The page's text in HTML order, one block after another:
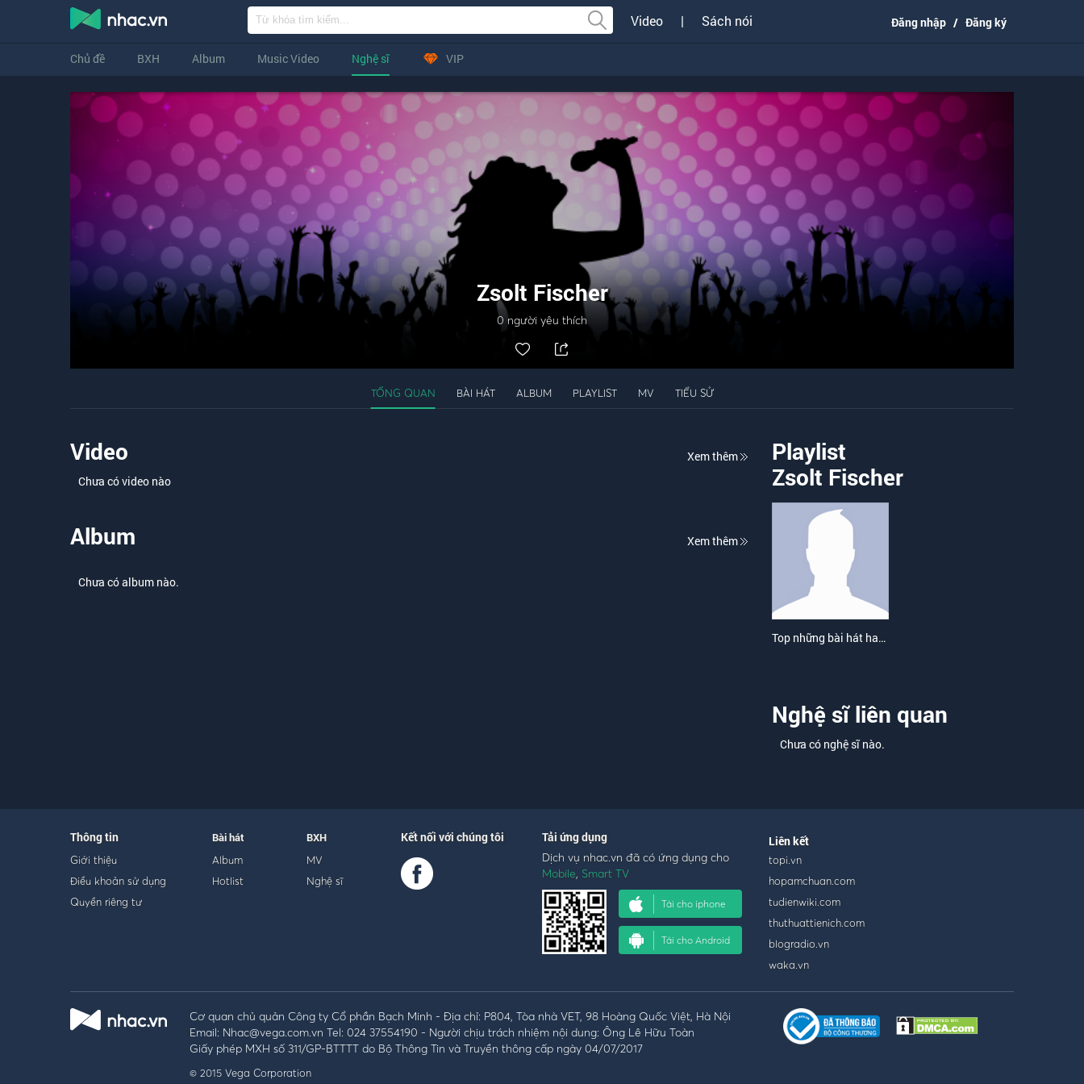
Video | Sách nói Đăng nhập / Đăng ký
Chủ đề BXH Album Music Video Nghệ sĩ VIP
Zsolt Fischer
0 người yêu thích
TỔNG QUAN BÀI HÁT ALBUM PLAYLIST MV TIỂU SỬ
Video
Xem thêm
Chưa có video nào
Album Xem thêm
Chưa có album nào.
Playlist
Zsolt Fischer
Top những bài hát hay nhất của Zsolt Fischer
Nghệ sĩ liên quan
Chưa có nghệ sĩ nào.
Thông tin
Giới thiệu
Điều khoản sử dụng
Quyền riêng tư
Bài hát
Album
Hotlist
BXH
MV
Nghệ sĩ
Kết nối với chúng tôi Tải ứng dụng
Dịch vụ nhac.vn đã có ứng dụng cho
Mobile, Smart TV
Tải cho iphone
Tải cho Android
Liên kết
topi.vn
hopamchuan.com
tudienwiki.com
thuthuattienich.com
blogradio.vn
waka.vn
Cơ quan chủ quản Công ty Cổ phần Bạch Minh - Địa chỉ: P804, Tòa nhà VET, 98 Hoàng Quốc Việt, Hà Nội
Email: Nhac@vega.com.vn Tel: 024 37554190 - Người chịu trách nhiệm nội dung: Ông Lê Hữu Toàn
Giấy phép MXH số 311/GP-BTTTT do Bộ Thông Tin và Truyền thông cấp ngày 04/07/2017
© 2015 Vega Corporation